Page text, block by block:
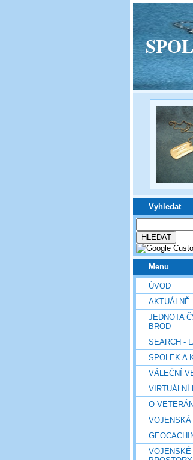
Vyhledat
Menu
ÚVOD
AKTUÁLNĚ
JEDNOTA
BROD
SEARCH -
SPOLEK A
VÁLEČNÍ
VIRTUÁLNÍ
O